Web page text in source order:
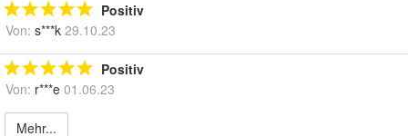
Positiv
Von: s***k 29.10.23
Positiv
Von: r***e 01.06.23
Mehr...